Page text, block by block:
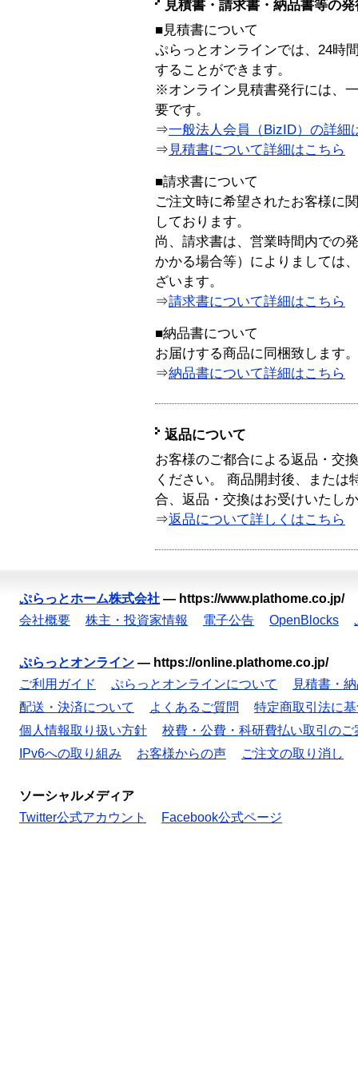
見積書・請求書・納品書等の
■見積書について
ぷらっとオンラインでは、24時
することができます。
※オンライン見積書発行には、
要です。
⇒一般法人会員（BizID）の詳細
⇒ 見積書について詳細はこちら
■請求書について
ご注文時に希望されたお客様に
しております。
尚、請求書は、営業時間内での
かかる場合等）によりましては
ざいます。
⇒請求書について詳細はこちら
■納品書について
お届けする商品に同梱致します。
⇒納品書について詳細はこちら
返品について
お客様のご都合による返品・交
ください。 商品開封後、または
合、返品・交換はお受けいたし
⇒返品について詳しくはこちら
ぷらっとホーム株式会社 — https://www.plathome.co.jp/
会社概要
株主・投資家情報 電子公告 OpenBlocks
ぷらっとオンライン — https://online.plathome.co.jp/
ご利用ガイド
ぷらっとオンラインについて
見積書・
配送・決済について
よくあるご質問
特定商取引法に
個人情報取り扱い方針
校費・公費・科研費払い取引のご
IPv6への取り組み
お客様からの声 ご注文の取り消し
ソーシャルメディア
Twitter公式アカウント
Facebook公式ページ